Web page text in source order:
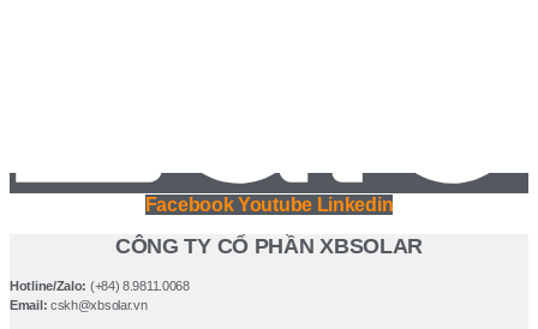
Facebook Youtube Linkedin
CÔNG TY CỔ PHẦN XBSOLAR
Hotline/Zalo: (+84) 8.9811.0068
Email: cskh@xbsolar.vn